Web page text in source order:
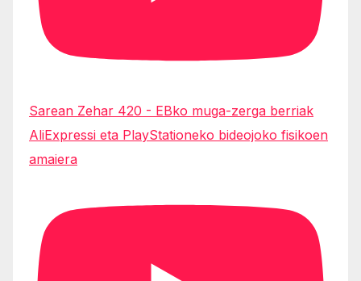
Sarean Zehar 420 - EBko muga-zerga berriak
AliExpressi eta PlayStationeko bideojoko fisikoen
amaiera